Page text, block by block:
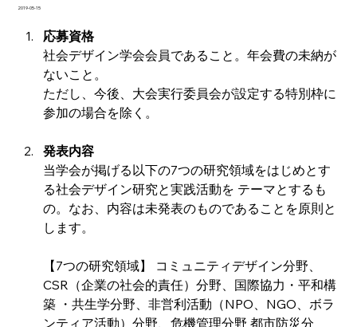
応募資格
社会デザイン学会会員であること。年会費の未納が
ないこと。
ただし、今後、大会実行委員会が設定する特別枠に
参加の場合を除く。
発表内容
当学会が掲げる以下の7つの研究領域をはじめとす
る社会デザイン研究と実践活動を テーマとするも
の。なお、内容は未発表のものであることを原則と
します。
【7つの研究領域】 コミュニティデザイン分野、
CSR（企業の社会的責任）分野、国際協力・平和構
築 ・共生学分野、非営利活動（NPO、NGO、ボラ
ンティア活動）分野、危機管理分野 都市防災分
2019-05-15